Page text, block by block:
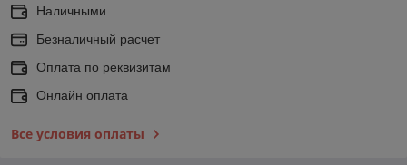
Наличными
Безналичный расчет
Оплата по реквизитам
Онлайн оплата
Все условия оплаты